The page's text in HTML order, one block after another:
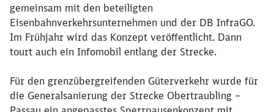
gemeinsam mit den beteiligten
Eisenbahnverkehrsunternehmen und der DB InfraGO.
Im Frühjahr wird das Konzept veröffentlicht. Dann
tourt auch ein Infomobil entlang der Strecke.
Für den grenzübergreifenden Güterverkehr wurde für
die Generalsanierung der Strecke Obertraubling –